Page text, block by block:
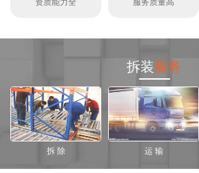
拆装服务
拆 除 运 输